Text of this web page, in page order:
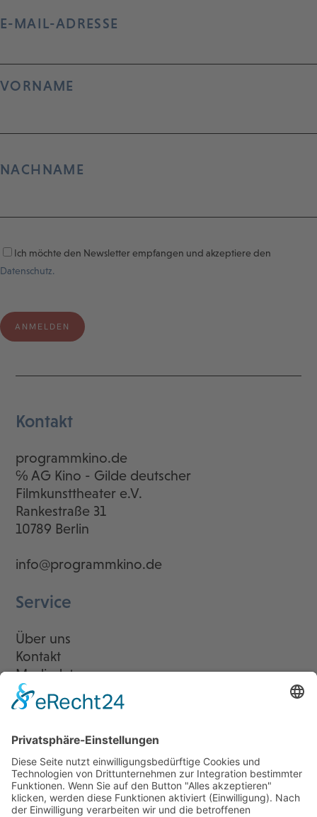
E-MAIL-ADRESSE
VORNAME
NACHNAME
Ich möchte den Newsletter empfangen und akzeptiere den
Datenschutz.
Kontakt
programmkino.de
℅ AG Kino - Gilde deutscher
Filmkunsttheater e.V.
Rankestraße 31
10789 Berlin
info@programmkino.de
Service
Über uns
Kontakt
Mediadaten
Newsletter
LogIn
Legal
Impressum
Datenschutzerklärung